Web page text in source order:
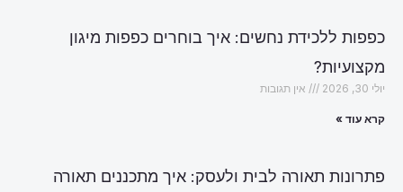
כפפות ללכידת נחשים: איך בוחרים כפפות מיגון
מקצועיות?
יולי 30, 2026 אין תגובות
קרא עוד »
פתרונות תאורה לבית ולעסק: איך מתכננים תאורה